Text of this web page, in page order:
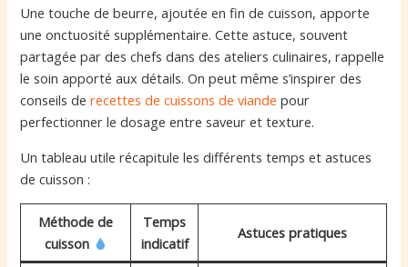
Une touche de beurre, ajoutée en fin de cuisson, apporte
une onctuosité supplémentaire. Cette astuce, souvent
partagée par des chefs dans des ateliers culinaires, rappelle
le soin apporté aux détails. On peut même s’inspirer des
conseils derecettes de cuissons de viande pour
perfectionner le dosage entre saveur et texture.
Un tableau utile récapitule les différents temps et astuces
de cuisson :
Méthode de
cuisson
Temps
indicatif
Astuces pratiques